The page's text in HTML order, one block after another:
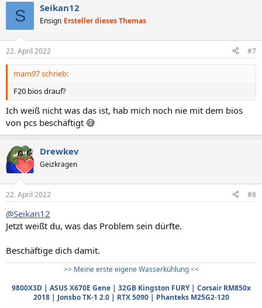
S Seikan12
Ensign Ersteller dieses Themas
22. April 2022 #7
mam97 schrieb:
F20 bios drauf?
Ich weiß nicht was das ist, hab mich noch nie mit dem bios
von pcs beschäftigt 😅
Drewkev
Geizkragen
22. April 2022 #8
@Seikan12
Jetzt weißt du, was das Problem sein dürfte.
Beschäftige dich damit.
>> Meine erste eigene Wasserkühlung <<
9800X3D| ASUS X670E Gene| 32GB Kingston FURY| Corsair RM850x
2018| Jonsbo TK-1 2.0| RTX 5090| Phanteks M25G2-120